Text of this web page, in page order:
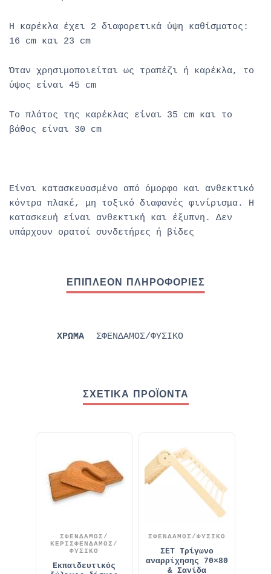
Η καρέκλα έχει 2 διαφορετικά ύψη καθίσματος:
16 cm και 23 cm
Όταν χρησιμοποιείται ως τραπέζι ή καρέκλα, το
ύψος είναι 45 cm
Το πλάτος της καρέκλας είναι 35 cm και το
βάθος είναι 30 cm
Είναι κατασκευασμένο από όμορφο και ανθεκτικό
κόντρα πλακέ, μη τοξικό διαφανές φινίρισμα. Η
κατασκευή είναι ανθεκτική και έξυπνη. Δεν
υπάρχουν ορατοί συνδετήρες ή βίδες
ΧΡΩΜΑ ΣΦΕΝΔΑΜΟΣ/ΦΥΣΙΚΟ
ΣΧΕΤΙΚΆ ΠΡΟΪΌΝΤΑ
ΣΦΕΝΔΑΜΟΣ/
ΚΕΡΙΣΦΕΝΔΑΜΟΣ/
ΦΥΣΙΚΟ
Εκπαιδευτικός
ΣΦΕΝΔΑΜΟΣ/ΦΥΣΙΚΟ
ΣΕΤ Τρίγωνο
αναρρίχησης 70×80
& Σανίδα